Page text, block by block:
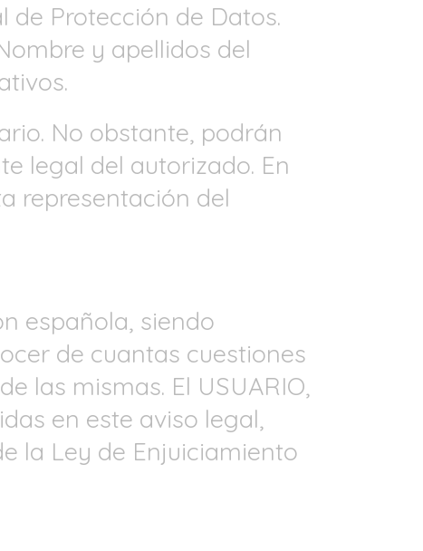
de Protección de Datos.
y apellidos del
No obstante, podrán
legal del autorizado. En
representación del
española, siendo
de cuantas cuestiones
las mismas. El USUARIO,
en este aviso legal,
la Ley de Enjuiciamiento